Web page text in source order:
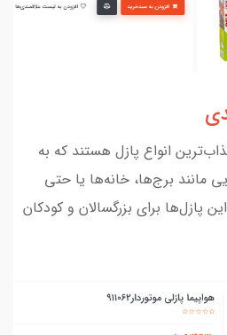
انواع پازل هستند که به
مانند برج‌ها، خانه‌ها یا حتی
پازل‌ها برای بزرگسالان و کودکان